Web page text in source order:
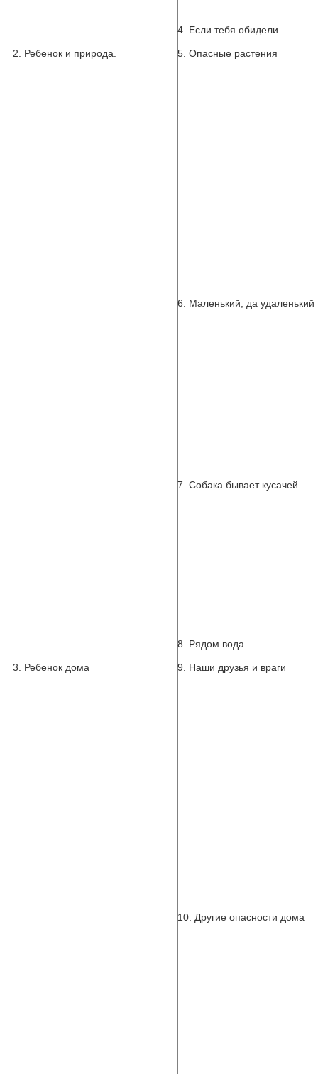
4. Если тебя обидели
2. Ребенок и природа. 5. Опасные растения
6. Маленький, да удаленький
7. Собака бывает кусачей
8. Рядом вода
3. Ребенок дома 9. Наши друзья и враги
10. Другие опасности дома